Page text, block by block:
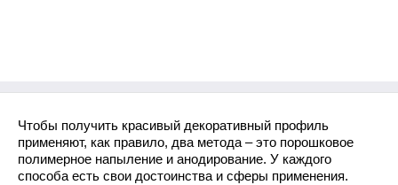
Чтобы получить красивый декоративный профиль
применяют, как правило, два метода – это порошковое
полимерное напыление и анодирование. У каждого
способа есть свои достоинства и сферы применения.